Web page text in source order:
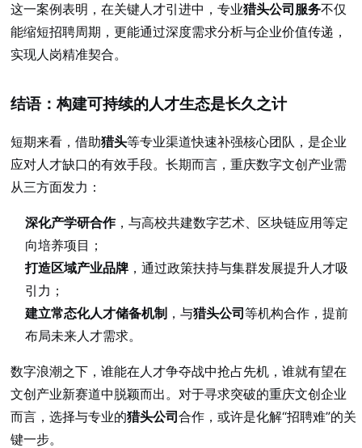
这一案例表明，在关键人才引进中，专业猎头公司服务不仅
能缩短招聘周期，更能通过深度需求分析与企业价值传递，
实现人岗精准契合。
结语：构建可持续的人才生态是长久之计
短期来看，借助猎头等专业渠道快速补强核心团队，是企业
应对人才缺口的有效手段。长期而言，重庆数字文创产业需
从三方面发力：
深化产学研合作，与高校共建数字艺术、区块链应用等定
向培养项目；
打造区域产业品牌 ，通过政策扶持与集群发展提升人才吸
引力；
建立常态化人才储备机制 ，与猎头公司等机构合作，提前
布局未来人才需求。
数字浪潮之下，谁能在人才争夺战中抢占先机，谁就有望在
文创产业新赛道中脱颖而出。对于寻求突破的重庆文创企业
而言，选择与专业的猎头公司合作，或许是化解“招聘难”的关
键一步。